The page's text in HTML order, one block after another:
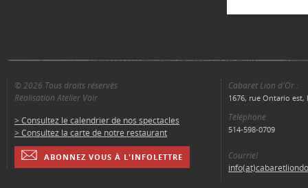
© 2026 Tous droits réservés
Réalisation Atelier Voir
> Consultez le calendrier de nos spectacles
> Consultez la carte de notre restaurant
ABONNEZ VOUS À L'INFOLETTRE
Cabaret Lion d'Or :
1676, rue Ontario est,
Téléphone
514-598-0709
Courriel